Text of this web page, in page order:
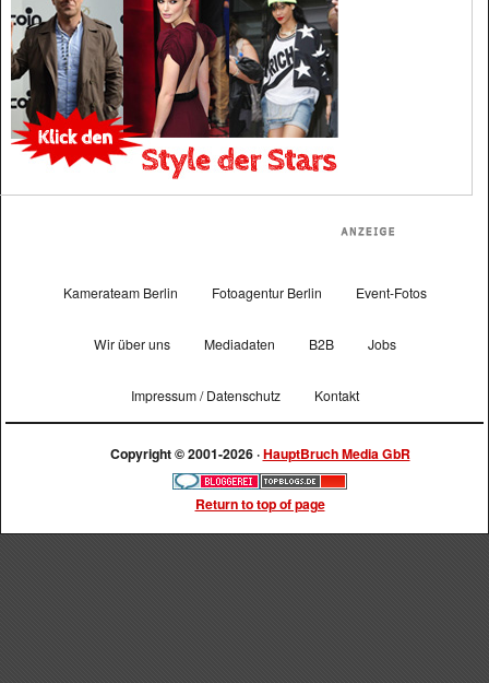
Kamerateam Berlin Fotoagentur Berlin Event-Fotos
Wir über uns Mediadaten B2B Jobs
Impressum / Datenschutz Kontakt
Copyright © 2001-2026 ·HauptBruch Media GbR
Return to top of page